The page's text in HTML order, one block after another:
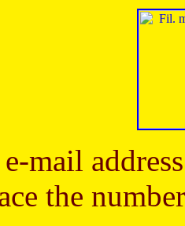
mail
the